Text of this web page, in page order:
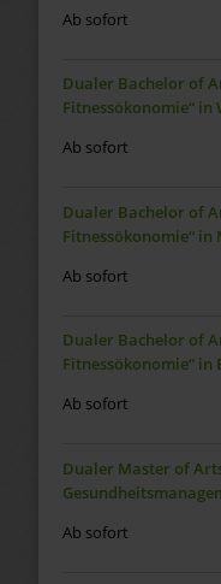
Ab sofort
Dualer Bachelor of
Fitnessökonomie“ in
Ab sofort
Dualer Bachelor of
Fitnessökonomie“
Ab sofort
Dualer Bachelor of
Fitnessökonomie“ in
Ab sofort
Dualer Master of
Ab sofort